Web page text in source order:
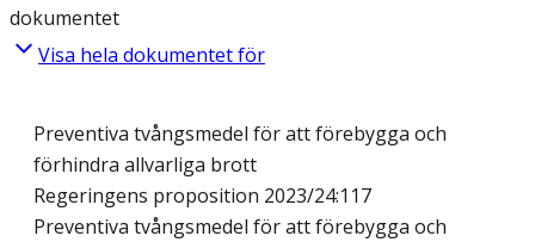
dokumentet
Visa hela dokumentet för
Preventiva tvångsmedel för att förebygga och
förhindra allvarliga brott
Regeringens proposition 2023/24:117
Preventiva tvångsmedel för att förebygga och